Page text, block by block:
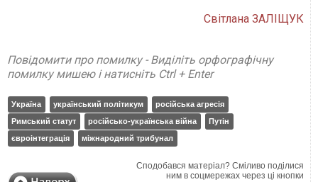
Світлана ЗАЛІЩУК
Повідомити про помилку - Виділіть орфографічну
помилку мишею і натисніть Ctrl + Enter
Україна український політикум
російська агресія
Римський статут
російсько-українська війна
Путін
євроінтеграція
міжнародний трибунал
Сподобався матеріал? Сміливо поділися
ним в соцмережах через ці кнопки